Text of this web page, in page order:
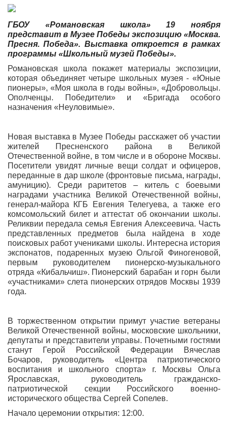
ГБОУ «Романовская школа» 19 ноября
представит в Музее Победы экспозицию «Москва.
Пресня. Победа». Выставка откроется в рамках
программы «Школьный музей Победы».
Романовская школа покажет материалы экспозиции,
которая объединяет четыре школьных музея - «Юные
пионеры», «Моя школа в годы войны», «Добровольцы.
Ополченцы. Победители» и «Бригада особого
назначения «Неуловимые».
Новая выставка в Музее Победы расскажет об участии
жителей Пресненского района в Великой
Отечественной войне, в том числе и в обороне Москвы.
Посетители увидят личные вещи солдат и офицеров,
переданные в дар школе (фронтовые письма, награды,
амуницию). Среди раритетов – китель с боевыми
наградами участника Великой Отечественной войны,
генерал-майора КГБ Евгения Телегуева, а также его
комсомольский билет и аттестат об окончании школы.
Реликвии передала семья Евгения Алексеевича. Часть
представленных предметов была найдена в ходе
поисковых работ учениками школы. Интересна история
экспонатов, подаренных музею Ольгой Финогеновой,
первым руководителем пионерско-музыкального
отряда «Кибальчиш». Пионерский барабан и горн были
«участниками» слета пионерских отрядов Москвы 1939
года.
В торжественном открытии примут участие ветераны
Великой Отечественной войны, московские школьники,
депутаты и представители управы. Почетными гостями
станут Герой Российской Федерации Вячеслав
Бочаров, руководитель «Центра патриотического
воспитания и школьного спорта» г. Москвы Ольга
Ярославская, руководитель гражданско-
патриотической секции Российского военно-
исторического общества Сергей Сопелев.
Начало церемонии открытия: 12:00.